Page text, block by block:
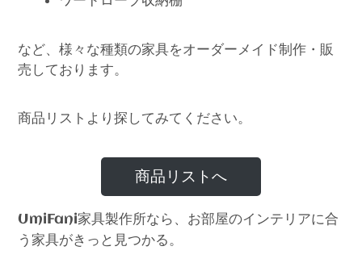
など、様々な種類の家具をオーダーメイド制作・販
売しております。
商品リストより探してみてください。
商品リストへ
UmiFani家具製作所なら、お部屋のインテリアに合
う家具がきっと見つかる。